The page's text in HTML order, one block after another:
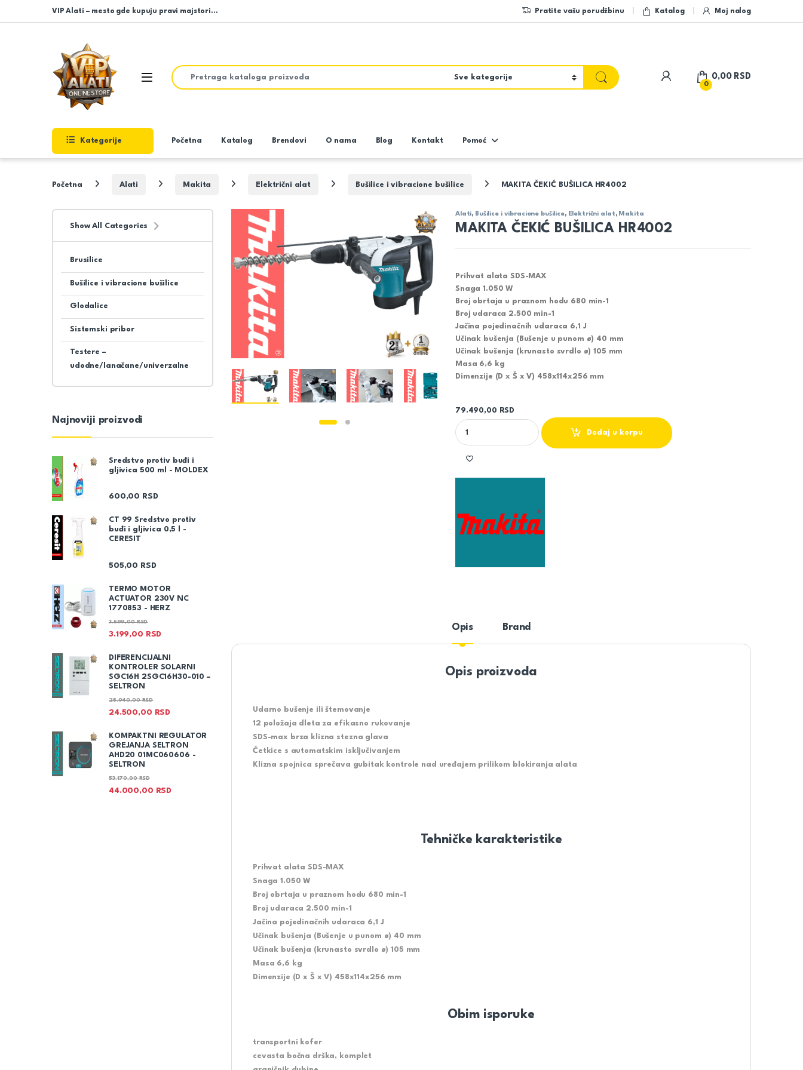
Skip to navigation
Skip to content
VIP Alati – mesto gde kupuju pravi majstori… Pratite vašu porudžbinu Katalog Moj nalog
Open
Search for:
My Account
0
0,00 RSD
Kategorije Početna Katalog Brendovi O nama Blog Kontakt Pomoć
Početna Alati Makita Električni alat Bušilice i vibracione bušilice MAKITA ČEKIĆ BUŠILICA HR4002
Alati, Bušilice i vibracione bušilice, Električni alat, Makita
MAKITA ČEKIĆ BUŠILICA HR4002
Prihvat alata SDS-MAX
Snaga 1.050 W
Broj obrtaja u praznom hodu 680 min-1
Broj udaraca 2.500 min-1
Jačina pojedinačnih udaraca 6,1 J
Učinak bušenja (Bušenje u punom ø) 40 mm
Učinak bušenja (krunasto svrdlo ø) 105 mm
Masa 6,6 kg
Dimenzije (D x Š x V) 458x114x256 mm
79.490,00
RSD
MAKITA ČEKIĆ BUŠILICA HR4002 quantity
Dodaj u korpu
Opis Brand
Opis proizvoda
Udarno bušenje ili štemovanje
12 položaja dleta za efikasno rukovanje
SDS-max brza klizna stezna glava
Četkice s automatskim isključivanjem
Klizna spojnica sprečava gubitak kontrole nad uređajem prilikom blokiranja alata
Tehničke karakteristike
Prihvat alata SDS-MAX
Snaga 1.050 W
Broj obrtaja u praznom hodu 680 min-1
Broj udaraca 2.500 min-1
Jačina pojedinačnih udaraca 6,1 J
Učinak bušenja (Bušenje u punom ø) 40 mm
Učinak bušenja (krunasto svrdlo ø) 105 mm
Masa 6,6 kg
Dimenzije (D x Š x V) 458x114x256 mm
Obim isporuke
transportni kofer
cevasta bočna drška, komplet
Show All Categories
Brusilice
Bušilice i vibracione bušilice
Glodalice
Sistemski pribor
Testere –
udodne/lanačane/univerzalne
Najnoviji proizvodi
Sredstvo protiv buđi i
gljivica 500 ml - MOLDEX
600,00 RSD
CT 99 Sredstvo protiv
buđi i gljivica 0,5 l -
CERESIT
505,00 RSD
TERMO MOTOR
ACTUATOR 230V NC
1770853 - HERZ
3.199,00 RSD
3.599,00RSD
DIFERENCIJALNI
KONTROLER SOLARNI
SGC16H 2SGC16H30-010 –
SELTRON
24.500,00 RSD
25.940,00RSD
KOMPAKTNI REGULATOR
GREJANJA SELTRON
AHD20 01MC060606 -
SELTRON
44.000,00 RSD
53.170,00RSD